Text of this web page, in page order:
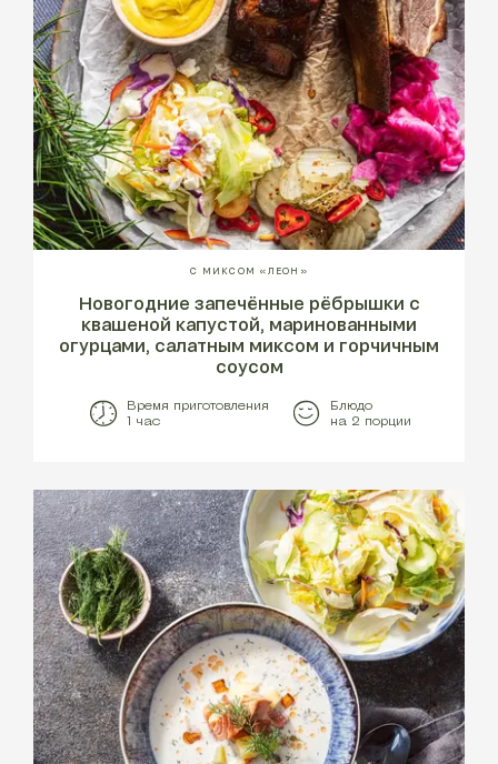
С МИКСОМ «ЛЕОН»
Новогодние запечённые рёбрышки с
квашеной капустой, маринованными
огурцами, салатным миксом и горчичным
соусом
Время приготовления
1 час
Блюдо
на 2 порции